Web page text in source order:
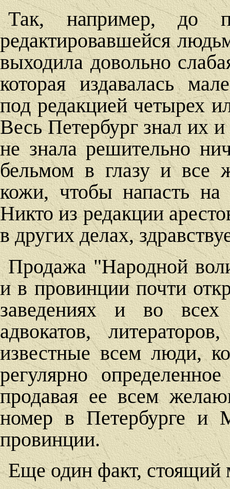
Так, например, до
редактировавшейся
выходила довольно
которая издавалась
под редакцией четырех
Весь Петербург знал их
не знала решительно
бельмом в глазу и все
кожи, чтобы напасть на
Никто из редакции
в других делах,
Продажа "Народной
и в провинции почти
заведениях и во
адвокатов,
известные всем люди,
регулярно
продавая ее всем
номер в Петербурге и
провинции.
Еще один факт, стоящий